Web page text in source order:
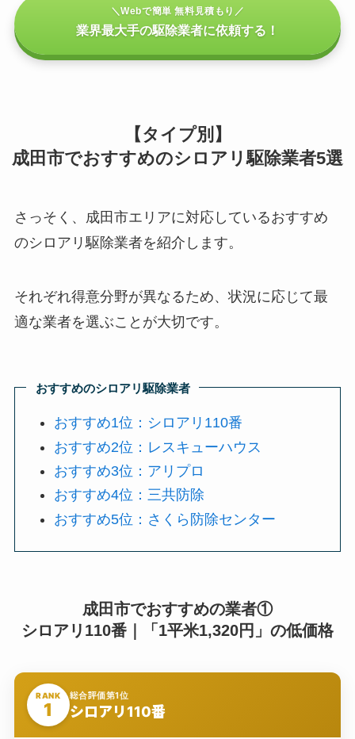
＼Webで簡単 無料見積もり／
業界最大手の駆除業者に依頼する！
【タイプ別】
成田市でおすすめのシロアリ駆除業者5選
さっそく、成田市エリアに対応しているおすすめ
のシロアリ駆除業者を紹介します。
それぞれ得意分野が異なるため、状況に応じて最
適な業者を選ぶことが大切です。
おすすめのシロアリ駆除業者
おすすめ1位：シロアリ110番
おすすめ2位：レスキューハウス
おすすめ3位：アリプロ
おすすめ4位：三共防除
おすすめ5位：さくら防除センター
成田市でおすすめの業者①
シロアリ110番｜「1平米1,320円」の低価格
RANK
1
総合評価第1位
シロアリ110番